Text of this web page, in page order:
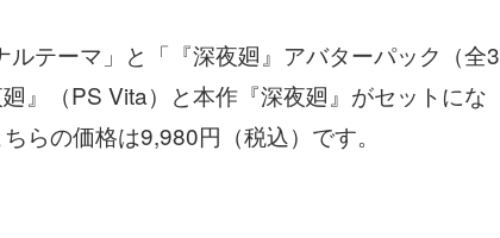
テーマ」と「『深夜廻』アバターパック（全3
』（PS Vita）と本作『深夜廻』がセットにな
らの価格は9,980円（税込）です。